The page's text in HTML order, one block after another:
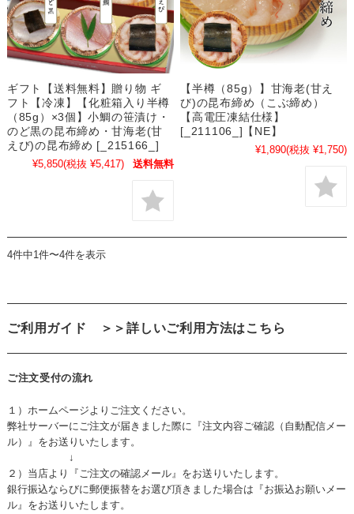
ギフト【送料無料】贈り物 ギ
フト【冷凍】【化粧箱入り半樽
（85g）×3個】小鯛の笹漬け・
のど黒の昆布締め・甘海老(甘
えび)の昆布締め [_215166_]
¥5,850(税抜 ¥5,417) 送料無料
【半樽（85g）】甘海老(甘え
び)の昆布締め（こぶ締め）
【高電圧凍結仕様】
[_211106_]【NE】
¥1,890(税抜 ¥1,750)
4件中1件〜4件を表示
ご利用ガイド ＞＞詳しいご利用方法はこちら
ご注文受付の流れ
１）ホームページよりご注文ください。
弊社サーバーにご注文が届きました際に『注文内容ご確認（自動配信メー
ル）』をお送りいたします。
↓
２）当店より『ご注文の確認メール』をお送りいたします。
銀行振込ならびに郵便振替をお選び頂きました場合は『お振込お願いメー
ル』をお送りいたします。